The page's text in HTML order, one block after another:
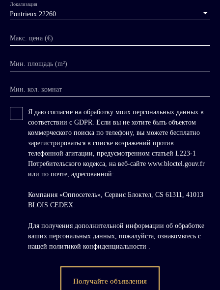
Pontrieux 22260
Локализация
Макс. цена (€)
Мин. площадь (m²)
Мин. кол. комнат
Я даю согласие на обработку моих персональных данных в
соответствии с GDPR. Если вы не хотите быть объектом
коммерческого поиска по телефону, вы можете бесплатно
зарегистрироваться в списке возражений против
телефонной агитации, предусмотренном статьей L223-1
Потребительского кодекса, на веб-сайте www.bloctel.gouv.fr
или по почте, адресованной:
Компания «Оппосетель», Сервис Блоктел, CS 61311, 41013
BLOIS CEDEX.
Для получения дополнительной информации об обработке
ваших персональных данных, пожалуйста, ознакомьтесь с
нашей политикой конфиденциальности
Получайте объявления